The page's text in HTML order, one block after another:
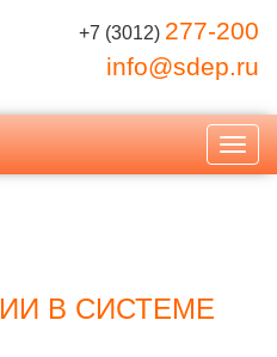
+7 (3012) 277-200
info@sdep.ru
В СИСТЕМЕ